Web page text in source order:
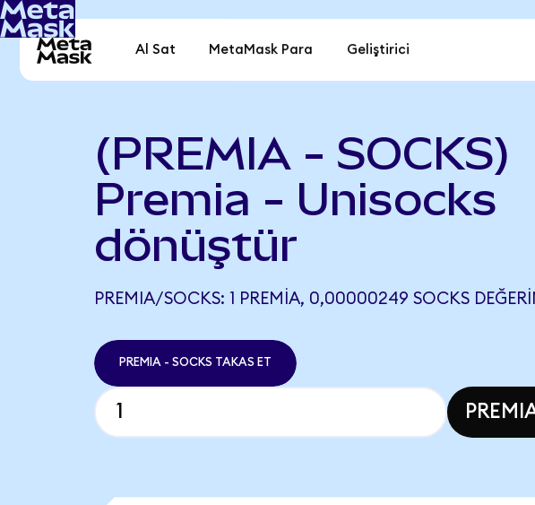
Al Sat MetaMask Para Geliştirici
(PREMIA - SOCKS)
Premia - Unisocks
dönüştür
PREMIA/SOCKS: 1 PREMIA, 0,00000249 SOCKS
PREMIA - SOCKS TAKAS ET